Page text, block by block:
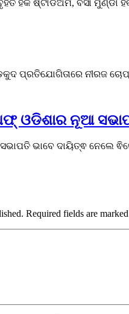
ହକି ଷ୍ଟାଡିଅମ, ବିର୍ସା
ପ୍ରତିଯୋଗିତାରେ ନୀରଜ
ଓଡିଶାର ନୂଆ
ଭାବେ ଦାୟିତ୍ଵ ନେଲେ
Required fields are marked